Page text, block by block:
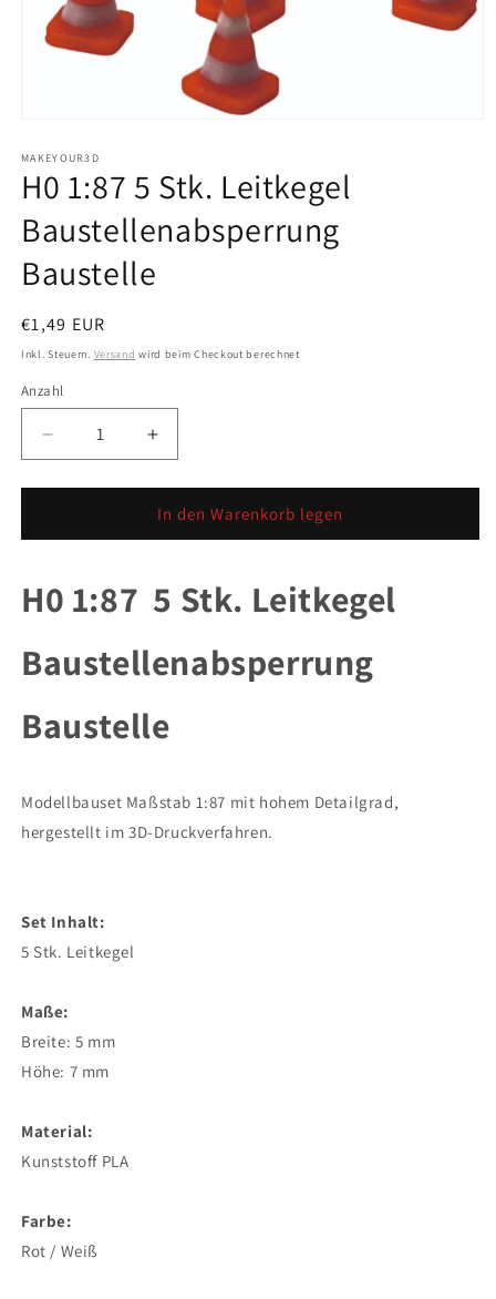
in
Modal
öffnen
MAKEYOUR3D
H0 1:87 5 Stk. Leitkegel
Baustellenabsperrung
Baustelle
Normaler
Preis
€1,49 EUR
Inkl. Steuern. Versand wird beim Checkout berechnet
Anzahl
Anzahl
Verringere
die
Menge
H0
5
Stk.
Baustellenabsperrung
Baustelle
Erhöhe
die
Menge
für
H0
5
Stk.
Baustellenabsperrung
Baustelle
In den Warenkorb legen
H0 1:87 5 Stk. Leitkegel
Baustellenabsperrung
Baustelle
Modellbauset Maßstab 1:87 mit hohem Detailgrad,
hergestellt im 3D-Druckverfahren.
Set Inhalt:
5 Stk. Leitkegel
Maße:
Breite: 5 mm
Höhe: 7 mm
Material:
Kunststoff PLA
Farbe:
Rot / Weiß